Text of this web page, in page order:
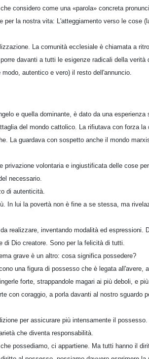
considero come una «parola» concreta
per la nostra vita: L'atteggiamento verso le cose
La comunità ecclesiale è chiamata a
davanti a tutti le esigenze radicali della
autentico e vero) il resto dell'annuncio.
e quella dominante, è dato da una
del mondo cattolico. La rifiutava con forza
La guardava con sospetto anche il mondo
privazione volontaria e ingiustificata delle cose
necessario.
di autenticità.
In lui la povertà non è fine a se stessa, ma
realizzare, inventando modalità ed espressioni.
di Dio creatore. Sono per la felicità di tutti.
grave è un altro: cosa significa possedere?
una figura di possesso che è legata all'avere,
forte, strappandole magari ai più deboli, e
con coraggio, a porla davanti al nostro sguardo
per assicurare più intensamente il
che diventa responsabilità.
possediamo, ci appartiene. Ma tutti hanno il